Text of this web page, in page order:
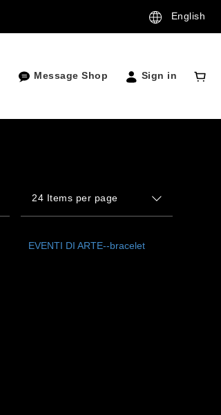
English
Message Shop Sign in
24 Items per page